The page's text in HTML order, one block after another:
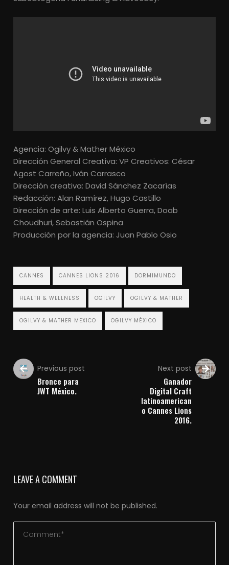
Agencia: Ogilvy & Mather México
Dirección General Creativa: VP Creativos: César
Agost Carreño, Iván Carrasco
Dirección creativa: David Sánchez Zacarías
Redacción: Alan Ramírez, Hugo Castillo
Dirección de arte: Luis Alberto Guerra, Doab
Choudhuri, Sebastián Ospina
Producción por la agencia: Juan Pablo Osio
CANNES CANNES LIONS 2016 DORMIMUNDO
HEALTH & WELLNESS OGILVY OGILVY & MATHER
OGILVY & MATHER MEXICO OGILVY MÉXICO
Previous post
Bronce para
JWT México.
Next post
Ganador
Digital Craft
latinoamerican
o Cannes Lions
2016.
LEAVE A COMMENT
Your email address will not be published.